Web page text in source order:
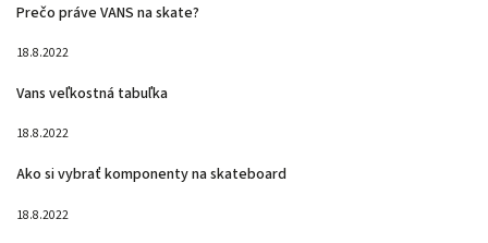
Prečo práve VANS na skate?
18.8.2022
Vans veľkostná tabuľka
18.8.2022
Ako si vybrať komponenty na skateboard
18.8.2022